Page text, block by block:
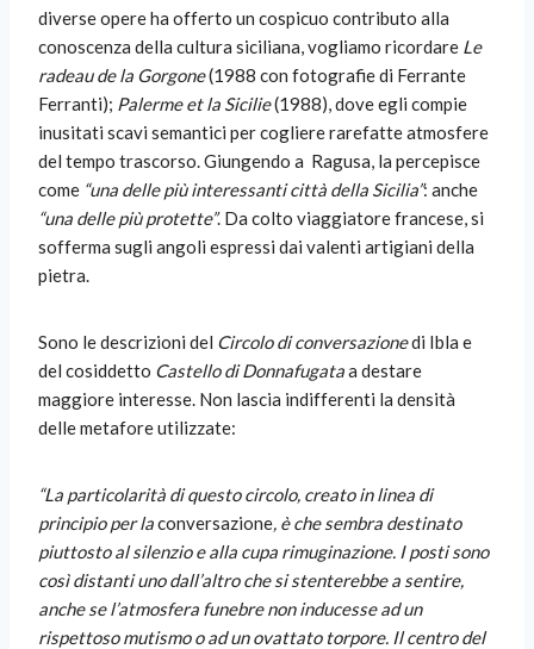
diverse opere ha offerto un cospicuo contributo alla
conoscenza della cultura siciliana, vogliamo ricordare Le
radeau de la Gorgone(1988 con fotografie di Ferrante
Ferranti); Palerme et la Sicilie(1988), dove egli compie
inusitati scavi semantici per cogliere rarefatte atmosfere
del tempo trascorso. Giungendo a Ragusa, la percepisce
come “una delle più interessanti città della Sicilia”: anche
“una delle più protette”. Da colto viaggiatore francese, si
sofferma sugli angoli espressi dai valenti artigiani della
pietra.
Sono le descrizioni del Circolo di conversazionedi Ibla e
del cosiddetto Castello di Donnafugataa destare
maggiore interesse. Non lascia indifferenti la densità
delle metafore utilizzate:
“La particolarità di questo circolo, creato in linea di
principio per laconversazione, è che sembra destinato
piuttosto al silenzio e alla cupa rimuginazione. I posti sono
così distanti uno dall’altro che si stenterebbe a sentire,
anche se l’atmosfera funebre non inducesse ad un
rispettoso mutismo o ad un ovattato torpore. Il centro del